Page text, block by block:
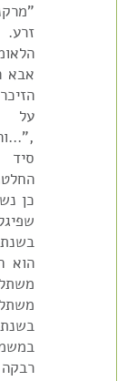
אבא
על
סיד
כן
הוא